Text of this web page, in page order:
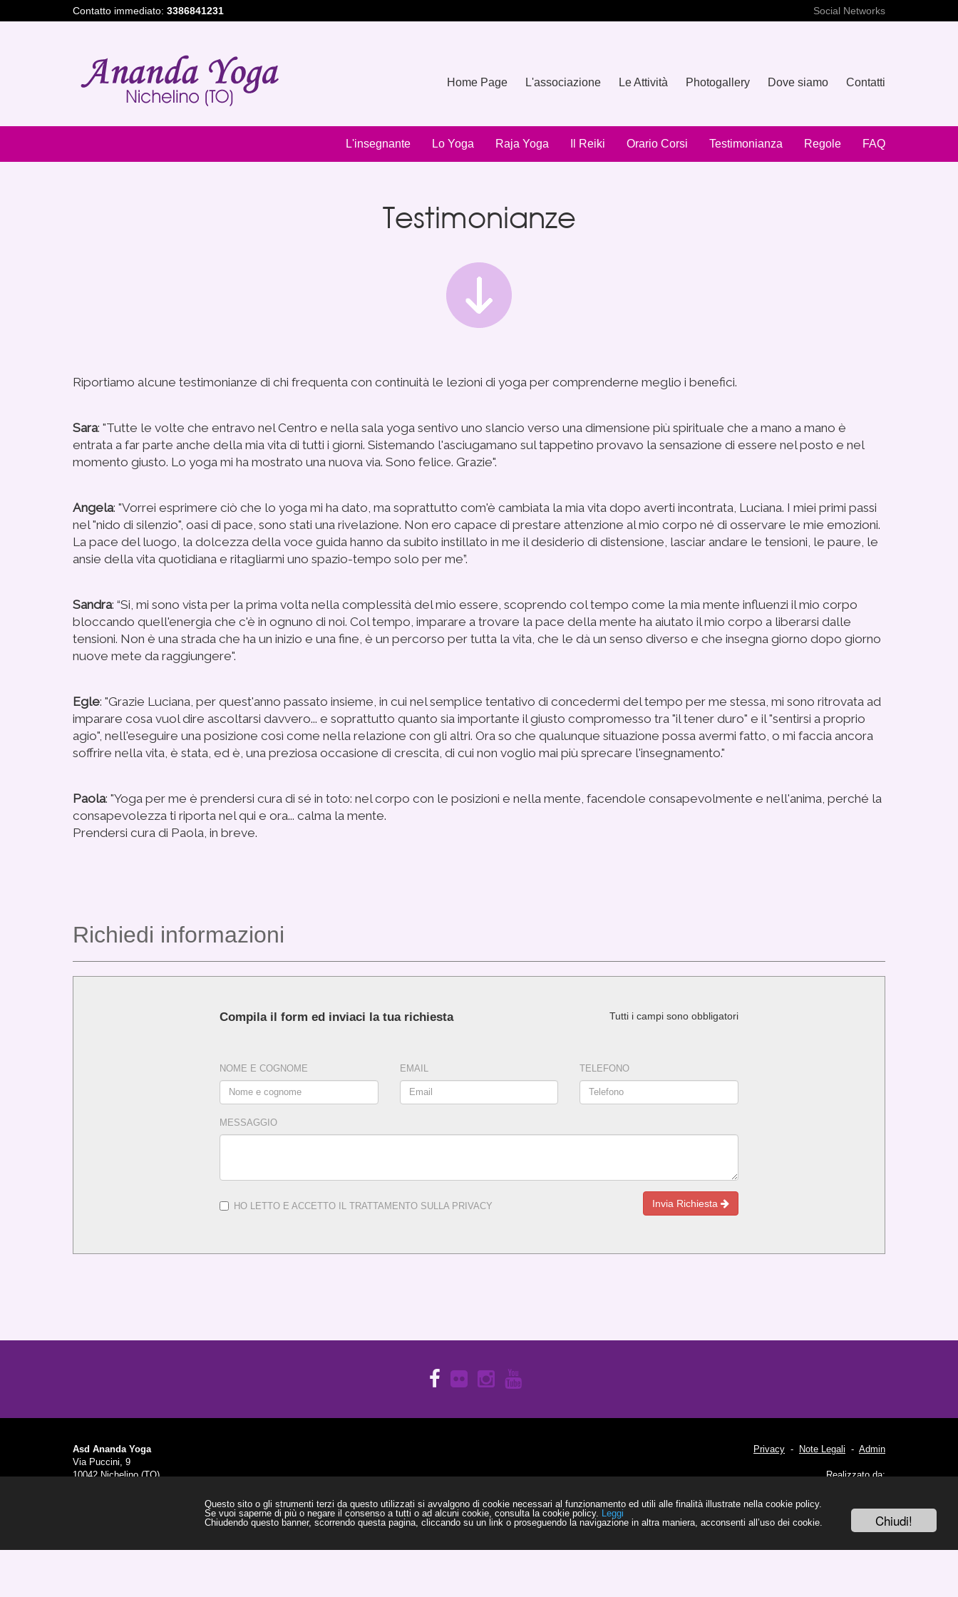
Chiudi!
Questo sito o gli strumenti terzi da questo utilizzati si avvalgono di cookie necessari al funzionamento ed utili alle finalità illustrate nella cookie policy.
Se vuoi saperne di più o negare il consenso a tutti o ad alcuni cookie, consulta la cookie policy. Leggi
Chiudendo questo banner, scorrendo questa pagina, cliccando su un link o proseguendo la navigazione in altra maniera, acconsenti all’uso dei cookie.
Contatto immediato: 3386841231 Social Networks
Home Page L'associazione Le Attività Photogallery Dove siamo Contatti
L'insegnante Lo Yoga Raja Yoga Il Reiki Orario Corsi Testimonianza Regole FAQ
Testimonianze
Riportiamo alcune testimonianze di chi frequenta con continuità le lezioni di yoga per comprenderne meglio i benefici.
Sara: "Tutte le volte che entravo nel Centro e nella sala yoga sentivo uno slancio verso una dimensione più spirituale che a mano a mano è
entrata a far parte anche della mia vita di tutti i giorni. Sistemando l'asciugamano sul tappetino provavo la sensazione di essere nel posto e nel
momento giusto. Lo yoga mi ha mostrato una nuova via. Sono felice. Grazie".
Angela: "Vorrei esprimere ciò che lo yoga mi ha dato, ma soprattutto com'è cambiata la mia vita dopo averti incontrata, Luciana. I miei primi passi
nel "nido di silenzio", oasi di pace, sono stati una rivelazione. Non ero capace di prestare attenzione al mio corpo né di osservare le mie emozioni.
La pace del luogo, la dolcezza della voce guida hanno da subito instillato in me il desiderio di distensione, lasciar andare le tensioni, le paure, le
ansie della vita quotidiana e ritagliarmi uno spazio-tempo solo per me”.
Sandra: “Si, mi sono vista per la prima volta nella complessità del mio essere, scoprendo col tempo come la mia mente influenzi il mio corpo
bloccando quell'energia che c'è in ognuno di noi. Col tempo, imparare a trovare la pace della mente ha aiutato il mio corpo a liberarsi dalle
tensioni. Non è una strada che ha un inizio e una fine, è un percorso per tutta la vita, che le dà un senso diverso e che insegna giorno dopo giorno
nuove mete da raggiungere".
Egle: "Grazie Luciana, per quest'anno passato insieme, in cui nel semplice tentativo di concedermi del tempo per me stessa, mi sono ritrovata ad
imparare cosa vuol dire ascoltarsi davvero... e soprattutto quanto sia importante il giusto compromesso tra "il tener duro" e il "sentirsi a proprio
agio", nell'eseguire una posizione così come nella relazione con gli altri. Ora so che qualunque situazione possa avermi fatto, o mi faccia ancora
soffrire nella vita, è stata, ed è, una preziosa occasione di crescita, di cui non voglio mai più sprecare l'insegnamento."
Paola: "Yoga per me è prendersi cura di sé in toto: nel corpo con le posizioni e nella mente, facendole consapevolmente e nell'anima, perché la
consapevolezza ti riporta nel qui e ora... calma la mente.
Prendersi cura di Paola, in breve.
Richiedi informazioni
Compila il form ed inviaci la tua richiesta Tutti i campi sono obbligatori
NOME E COGNOME EMAIL TELEFONO
MESSAGGIO
HO LETTO E ACCETTO IL TRATTAMENTO SULLA PRIVACY Invia Richiesta
Asd Ananda Yoga
Via Puccini, 9
10042 Nichelino (TO)
Privacy - Note Legali - Admin
Realizzato da: